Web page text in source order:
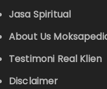
Jasa Spiritual
About Us
Testimoni Real Klien
Disclaimer